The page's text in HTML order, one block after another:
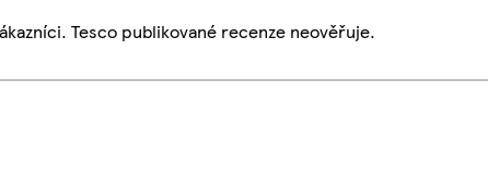
Tesco publikované recenze neověřuje.